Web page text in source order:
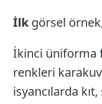
İlk görsel
İkinci üniforma
renkleri
isyancılarda kıt,